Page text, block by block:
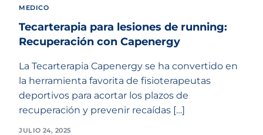
MEDICO
Tecarterapia para lesiones de running:
Recuperación con Capenergy
La Tecarterapia Capenergy se ha convertido en
la herramienta favorita de fisioterapeutas
deportivos para acortar los plazos de
recuperación y prevenir recaídas […]
JULIO 24, 2025